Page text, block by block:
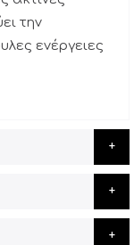
την
ενέργειες